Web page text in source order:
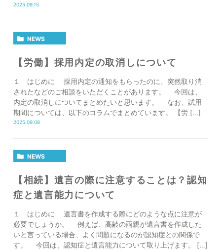
2025.09.15
NEWS
【労働】採用内定の取消しについて
１ はじめに 採用内定の通知をもらったのに、突然取り消
されたなどのご相談をいただくことがあります。 今回は、
内定の取消しについてまとめたいと思います。 なお、試用
期間については、以下のコラムでまとめています。 【労 […]
2025.09.08
NEWS
【相続】遺言の際に注意することは？認知
症と遺言能力について
１ はじめに 遺言書を作成する際にどのような点に注意が
必要でしょうか。 例えば、高齢の両親が遺言書を作成した
いと言っている場合、よく問題になるのが認知症との関係で
す。 今回は、認知症と遺言能力について取り上げます。 […]